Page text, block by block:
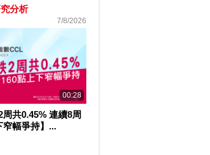
分析
7/8/2026
00:28
周共0.45% 連續8周
窄幅爭持】...